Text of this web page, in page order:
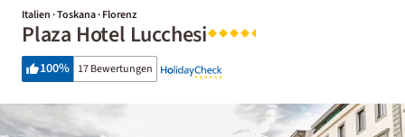
Italien · Toskana · Florenz
Plaza Hotel Lucchesi
100% 17 Bewertungen